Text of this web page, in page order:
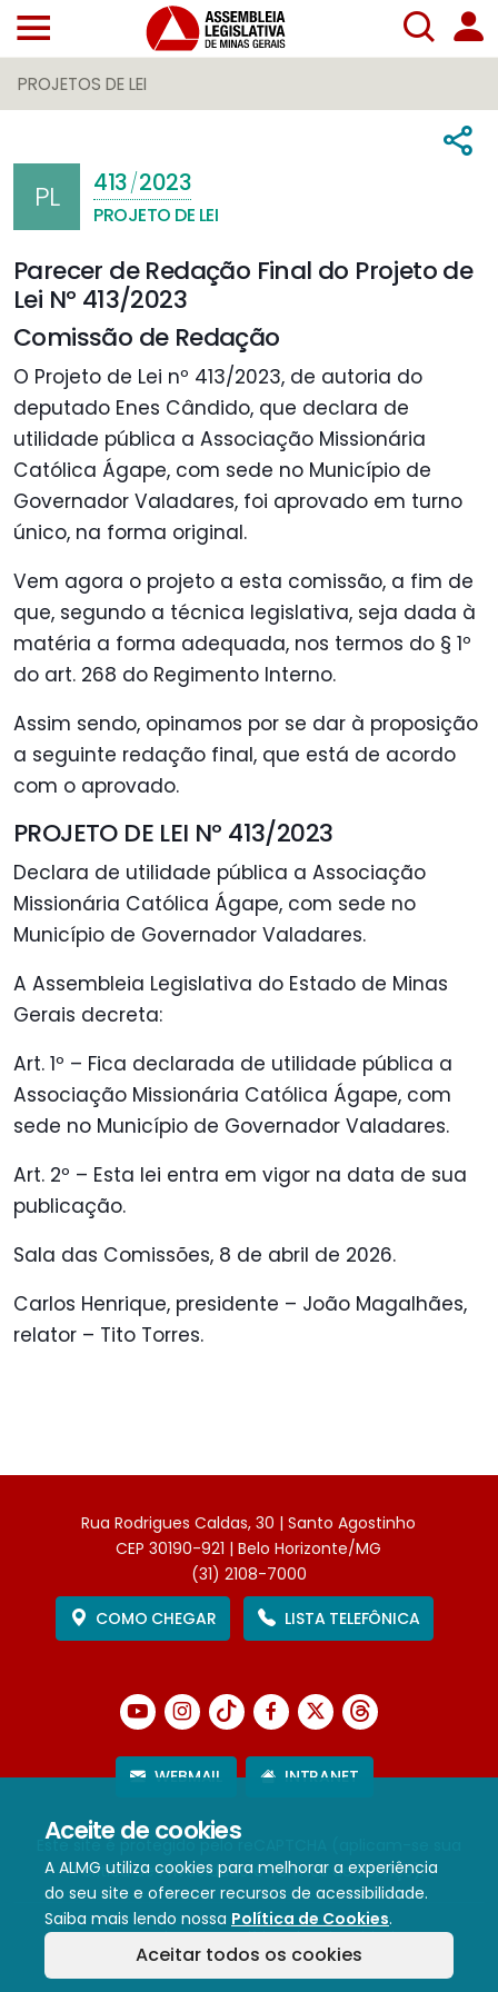
Aceite de cookies
A ALMG utiliza cookies para melhorar a experiência
do seu site e oferecer recursos de acessibilidade.
Saiba mais lendo nossa Política de Cookies.
Aceitar todos os cookies
PROJETOS DE LEI
PL 413/2023
PROJETO DE LEI
Parecer de Redação Final do Projeto de
Lei Nº 413/2023
Comissão de Redação
O Projeto de Lei nº 413/2023, de autoria do
deputado Enes Cândido, que declara de
utilidade pública a Associação Missionária
Católica Ágape, com sede no Município de
Governador Valadares, foi aprovado em turno
único, na forma original.
Vem agora o projeto a esta comissão, a fim de
que, segundo a técnica legislativa, seja dada à
matéria a forma adequada, nos termos do § 1º
do art. 268 do Regimento Interno.
Assim sendo, opinamos por se dar à proposição
a seguinte redação final, que está de acordo
com o aprovado.
PROJETO DE LEI Nº 413/2023
Declara de utilidade pública a Associação
Missionária Católica Ágape, com sede no
Município de Governador Valadares.
A Assembleia Legislativa do Estado de Minas
Gerais decreta:
Art. 1º – Fica declarada de utilidade pública a
Associação Missionária Católica Ágape, com
sede no Município de Governador Valadares.
Art. 2º – Esta lei entra em vigor na data de sua
publicação.
Sala das Comissões, 8 de abril de 2026.
Carlos Henrique, presidente – João Magalhães,
relator – Tito Torres.
Rua Rodrigues Caldas, 30 | Santo Agostinho
CEP 30190-921 | Belo Horizonte/MG
(31) 2108-7000
COMO CHEGAR
LISTA TELEFÔNICA
WEBMAIL INTRANET
Este site é protegido pelo reCAPTCHA (aplicam-se sua
Política de PrivacidadeeTermos de Serviço).
Termos de Uso e Política de Privacidade
Política de cookies